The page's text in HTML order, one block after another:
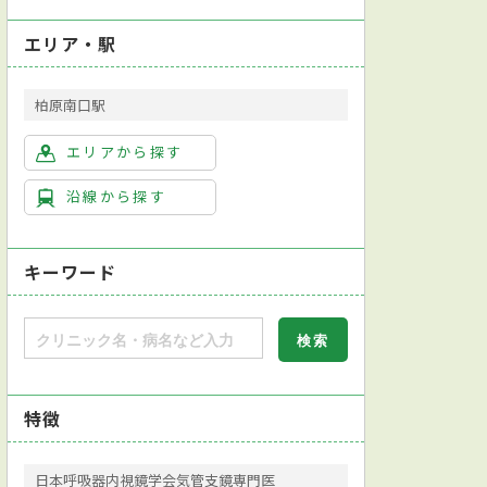
エリア・駅
柏原南口駅
エリアから探す
沿線から探す
キーワード
特徴
日本呼吸器内視鏡学会気管支鏡専門医